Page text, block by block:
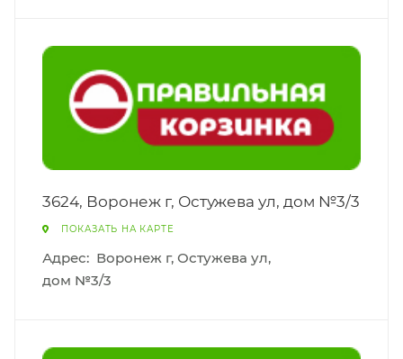
3624, Воронеж г, Остужева ул, дом №3/3
ПОКАЗАТЬ НА КАРТЕ
Адрес: Воронеж г, Остужева ул,
дом №3/3